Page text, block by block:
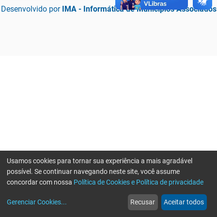
Desenvolvido por IMA - Informática de Municípios Associados
web
Notícias
more_horiz
Mais
Usamos cookies para tornar sua experiência a mais agradável
possível. Se continuar navegando neste site, você assume
concordar com nossa Política de Cookies e Política de privacidade
Gerenciar Cookies... Recusar Aceitar todos
Erro ao enviar informações, por favor tente novamente